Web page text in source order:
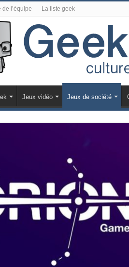
de l’équipe La liste geek
Jeux vidéo Jeux de société